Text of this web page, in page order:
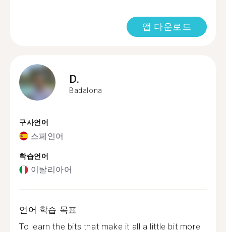
앱 다운로드
D.
Badalona
구사언어
스페인어
학습언어
이탈리아어
언어 학습 목표
To learn the bits that make it all a little bit more